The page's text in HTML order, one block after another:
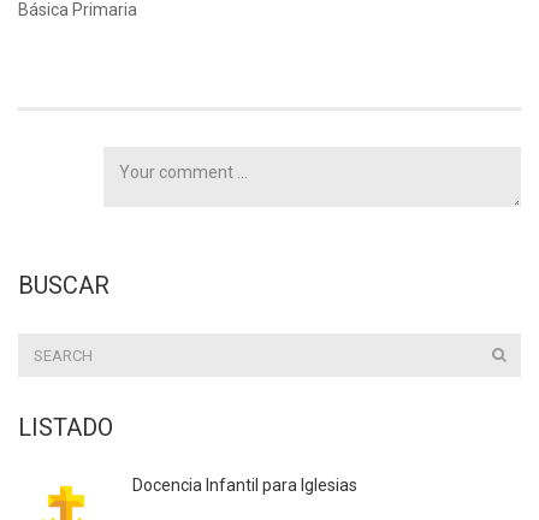
Básica Primaria
BUSCAR
LISTADO
Docencia Infantil para Iglesias